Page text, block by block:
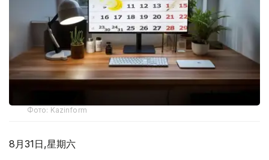
Фото: Kazinform
8月31日,星期六